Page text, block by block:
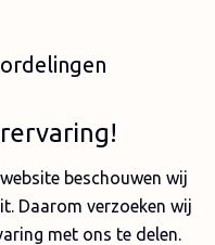
beschouwen wij
Daarom verzoeken wij
met ons te delen.